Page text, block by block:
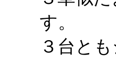
す。
３台と